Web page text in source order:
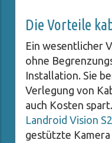
Die Vorteile
Ein wesentlicher
ohne
Installation. Sie
Verlegung von
auch Kosten
Landroid Vision
gestützte